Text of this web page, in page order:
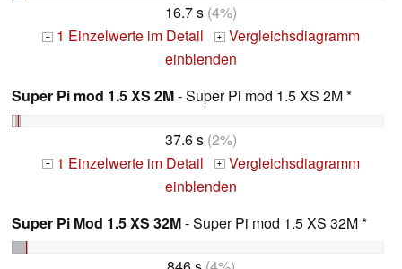
16.7 s (4%)
+ 1 Einzelwerte im Detail + Vergleichsdiagramm
einblenden
Super Pi mod 1.5 XS 2M- Super Pi mod 1.5 XS 2M *
37.6 s (2%)
+ 1 Einzelwerte im Detail + Vergleichsdiagramm
einblenden
Super Pi Mod 1.5 XS 32M- Super Pi mod 1.5 XS 32M *